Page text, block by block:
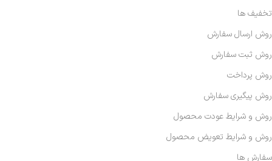
تخفیف ها
روش ارسال سفارش
روش ثبت سفارش
روش پرداخت
روش پیگیری سفارش
روش و شرایط عودت محصول
روش و شرایط تعویض محصول
سفارش ها